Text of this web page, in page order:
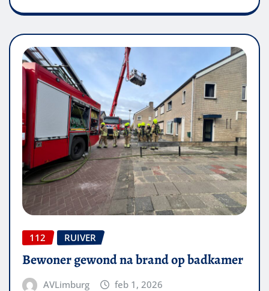
112 RUIVER
Bewoner gewond na brand op badkamer
AVLimburg feb 1, 2026